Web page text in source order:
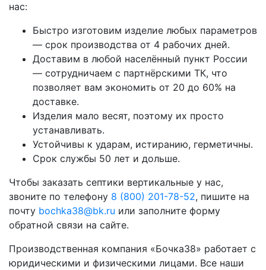
нас:
Быстро изготовим изделие любых параметров
— срок производства от 4 рабочих дней.
Доставим в любой населённый пункт России
— сотрудничаем с партнёрскими ТК, что
позволяет вам экономить от 20 до 60% на
доставке.
Изделия мало весят, поэтому их просто
устанавливать.
Устойчивы к ударам, истиранию, герметичны.
Срок службы 50 лет и дольше.
Чтобы заказать септики вертикальные у нас,
звоните по телефону 8 (800) 201-78-52, пишите на
почту bochka38@bk.ru или заполните форму
обратной связи на сайте.
Производственная компания «Бочка38» работает с
юридическими и физическими лицами. Все наши